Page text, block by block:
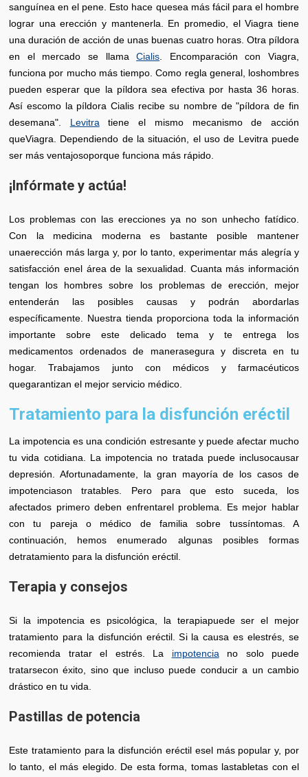
sanguínea en el pene. Esto hace quesea más fácil para el hombre
lograr una erección y mantenerla. En promedio, el Viagra tiene
una duración de acción de unas buenas cuatro horas. Otra píldora
en el mercado se llamaCialis . Encomparación con Viagra,
funciona por mucho más tiempo. Como regla general, loshombres
pueden esperar que la píldora sea efectiva por hasta 36 horas.
Así escomo la píldora Cialis recibe su nombre de "píldora de fin
desemana". Levitra tiene el mismo mecanismo de acción
queViagra. Dependiendo de la situación, el uso de Levitra puede
ser más ventajosoporque funciona más rápido.
¡Infórmate y actúa!
Los problemas con las erecciones ya no son unhecho fatídico.
Con la medicina moderna es bastante posible mantener
unaerección más larga y, por lo tanto, experimentar más alegría y
satisfacción enel área de la sexualidad. Cuanta más información
tengan los hombres sobre los problemas de erección, mejor
entenderán las posibles causas y podrán abordarlas
específicamente. Nuestra tienda proporciona toda la información
importante sobre este delicado tema y te entrega los
medicamentos ordenados de manerasegura y discreta en tu
hogar. Trabajamos junto con médicos y farmacéuticos
quegarantizan el mejor servicio médico.
Tratamiento para la disfunción eréctil
La impotencia es una condición estresante y puede afectar mucho
tu vida cotidiana. La impotencia no tratada puede inclusocausar
depresión. Afortunadamente, la gran mayoría de los casos de
impotenciason tratables. Pero para que esto suceda, los
afectados primero deben enfrentarel problema. Es mejor hablar
con tu pareja o médico de familia sobre tussíntomas. A
continuación, hemos enumerado algunas posibles formas
detratamiento para la disfunción eréctil.
Terapia y consejos
Si la impotencia es psicológica, la terapiapuede ser el mejor
tratamiento para la disfunción eréctil. Si la causa es elestrés, se
recomienda tratar el estrés. La impotencia no solo puede
tratarsecon éxito, sino que incluso puede conducir a un cambio
drástico en tu vida.
Pastillas de potencia
Este tratamiento para la disfunción eréctil esel más popular y, por
lo tanto, el más elegido. De esta forma, tomas lastabletas con el